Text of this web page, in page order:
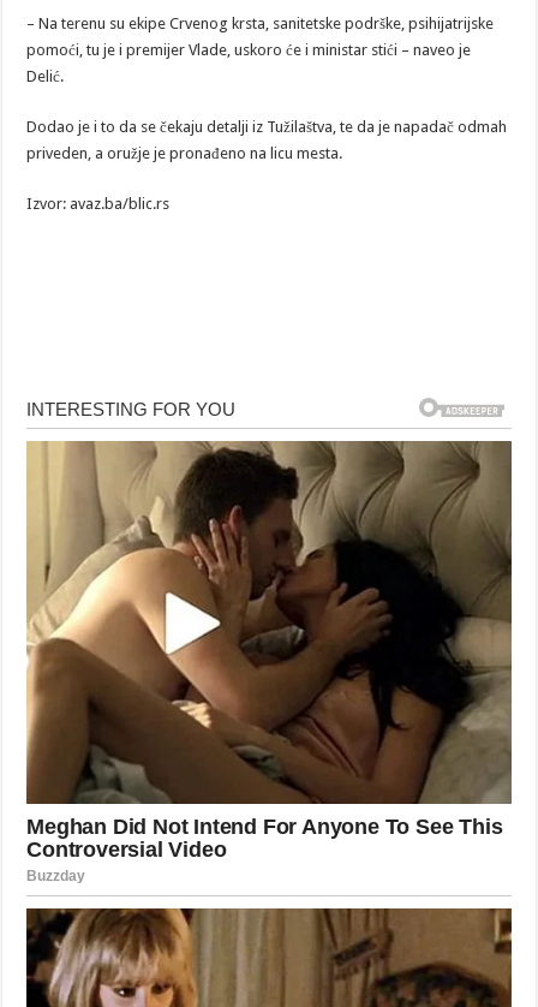
– Na terenu su ekipe Crvenog krsta, sanitetske podrške, psihijatrijske
pomoći, tu je i premijer Vlade, uskoro će i ministar stići – naveo je
Delić.
Dodao je i to da se čekaju detalji iz Tužilaštva, te da je napadač odmah
priveden, a oružje je pronađeno na licu mesta.
Izvor: avaz.ba/blic.rs